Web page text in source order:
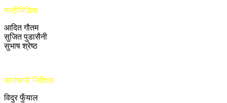
मल्टीमिडिया
आदित गौतम
सुजित पुडासैनी
सुभाष श्रेष्ठ
कार्यकारी निर्देशक
विदुर फुँयाल